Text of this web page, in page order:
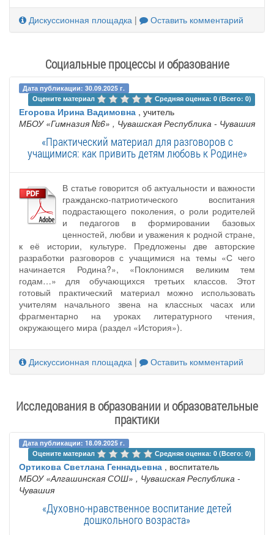
Дискуссионная площадка | Оставить комментарий
Социальные процессы и образование
Дата публикации: 30.09.2025 г.
Оцените материал
Средняя оценка: 0 (Всего: 0)
Егорова Ирина Вадимовна , учитель
МБОУ «Гимназия №6» , Чувашская Республика - Чувашия
«Практический материал для разговоров с
учащимися: как привить детям любовь к Родине»
В статье говорится об актуальности и важности
гражданско-патриотического воспитания
подрастающего поколения, о роли родителей
и педагогов в формировании базовых
ценностей, любви и уважения к родной стране,
к её истории, культуре. Предложены две авторские
разработки разговоров с учащимися на темы «С чего
начинается Родина?», «Поклонимся великим тем
годам…» для обучающихся третьих классов. Этот
готовый практический материал можно использовать
учителям начального звена на классных часах или
фрагментарно на уроках литературного чтения,
окружающего мира (раздел «История»).
Дискуссионная площадка | Оставить комментарий
Исследования в образовании и образовательные
практики
Дата публикации: 18.09.2025 г.
Оцените материал
Средняя оценка: 0 (Всего: 0)
Ортикова Светлана Геннадьевна , воспитатель
МБОУ «Алгашинская СОШ» , Чувашская Республика -
Чувашия
«Духовно-нравственное воспитание детей
дошкольного возраста»